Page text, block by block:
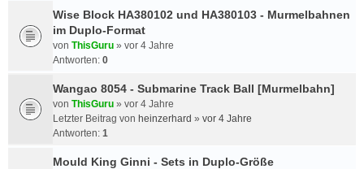
Wise Block HA380102 und HA380103 - Murmelbahnen
im Duplo-Format
von ThisGuru » vor 4 Jahre
Antworten: 0
Wangao 8054 - Submarine Track Ball [Murmelbahn]
von ThisGuru » vor 4 Jahre
Letzter Beitrag von heinzerhard » vor 4 Jahre
Antworten: 1
Mould King Ginni - Sets in Duplo-Größe